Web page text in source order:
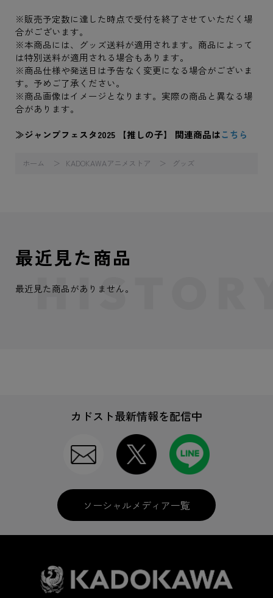
※販売予定数に達した時点で受付を終了させていただく場
合がございます。
※本商品には、グッズ送料が適用されます。商品によって
は特別送料が適用される場合もあります。
※商品仕様や発送日は予告なく変更になる場合がございま
す。予めご了承ください。
※商品画像はイメージとなります。実際の商品と異なる場
合があります。
≫ジャンプフェスタ2025 【推しの子】 関連商品はこちら
ホーム KADOKAWAアニメストア グッズ
最近見た商品
最近見た商品がありません。
カドスト最新情報を配信中
ソーシャルメディア一覧